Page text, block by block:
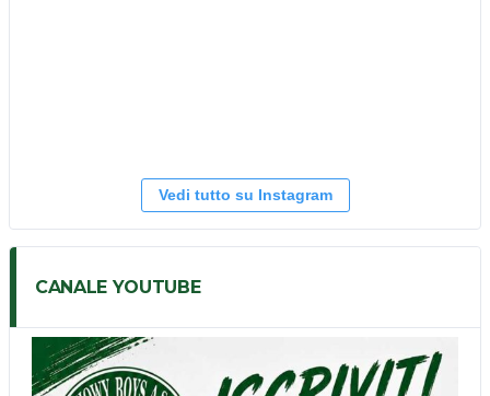
Vedi tutto su Instagram
CANALE YOUTUBE